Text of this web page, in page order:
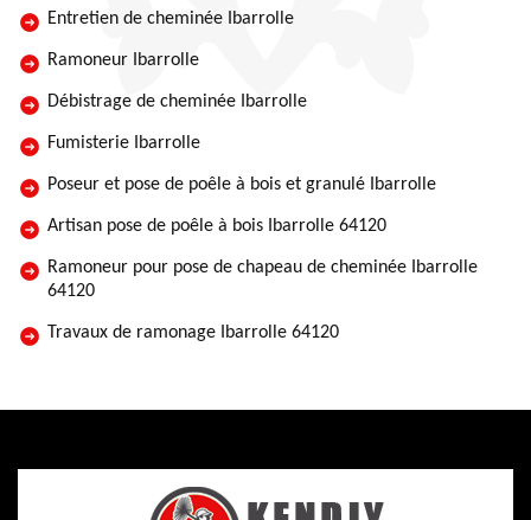
Entretien de cheminée Ibarrolle
Ramoneur Ibarrolle
Débistrage de cheminée Ibarrolle
Fumisterie Ibarrolle
Poseur et pose de poêle à bois et granulé Ibarrolle
Artisan pose de poêle à bois Ibarrolle 64120
Ramoneur pour pose de chapeau de cheminée Ibarrolle
64120
Travaux de ramonage Ibarrolle 64120